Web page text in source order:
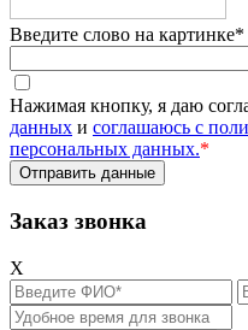
Введите слово на картинке*
Нажимая кнопку, я даю
данных и соглашаюсь с
персональных данных.*
Заказ звонка
X